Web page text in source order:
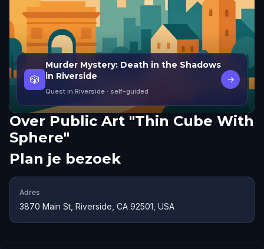
🎲
Murder Mystery: Death in the Shadows
in Riverside
Quest in Riverside · self-guided
→
Over Public Art "Thin Cube With
Sphere"
Plan je bezoek
Adres
3870 Main St, Riverside, CA 92501, USA